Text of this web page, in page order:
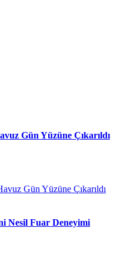
Gün Yüzüne Çıkarıldı
Nesil Fuar Deneyimi